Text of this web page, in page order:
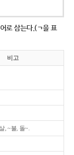
로 삼는다.(ㄱ을 표
비고
, ~불, 돌~.